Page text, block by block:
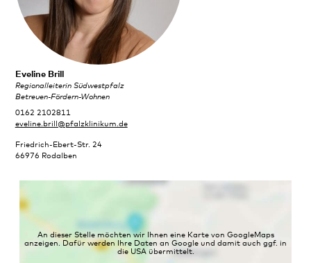
Eveline Brill
Regionalleiterin Südwestpfalz
Betreuen-Fördern-Wohnen
0162 2102811
eveline.brill@pfalzklinikum.de
Friedrich-Ebert-Str. 24
66976 Rodalben
An dieser Stelle möchten wir Ihnen eine Karte von GoogleMaps
anzeigen. Dafür werden Ihre Daten an Google und damit auch ggf. in
die USA übermittelt.